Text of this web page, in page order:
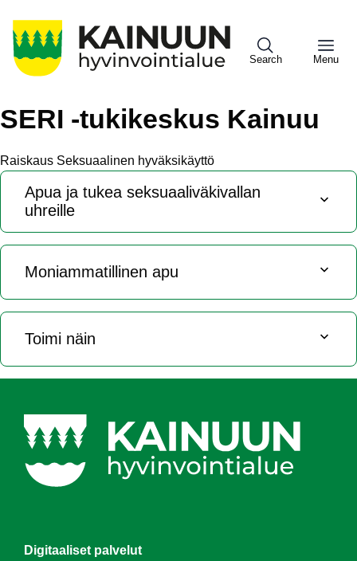
pääsisältöön
Search Menu
Sote
Menu
Asiakkaille
SERI -tukikeskus Kainuu
Raiskaus Seksuaalinen hyväksikäyttö
Apua ja tukea seksuaaliväkivallan
uhreille​
Moniammatillinen apu
Toimi näin
Digitaaliset palvelut